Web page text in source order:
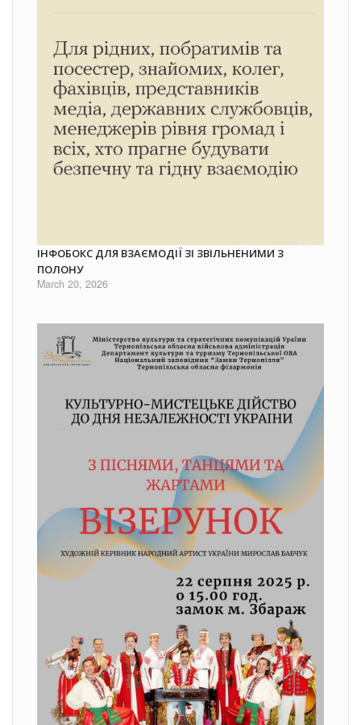
ІНФОБОКС ДЛЯ ВЗАЄМОДІЇ ЗІ ЗВІЛЬНЕНИМИ З
ПОЛОНУ
March 20, 2026